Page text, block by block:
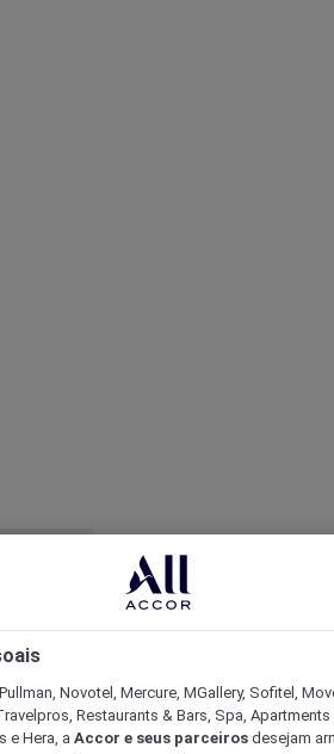
Novotel, Mercure, MGallery, Sofitel,
Restaurants & Bars, Spa,
e Hera, a Accor e seus parceiros desejam